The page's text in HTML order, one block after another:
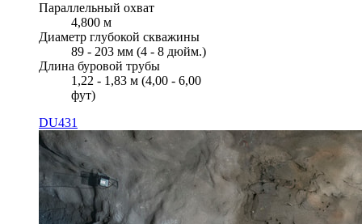
Параллельный охват
4,800 м
Диаметр глубокой скважины
89 - 203 мм (4 - 8 дюйм.)
Длина буровой трубы
1,22 - 1,83 м (4,00 - 6,00
фут)
DU431